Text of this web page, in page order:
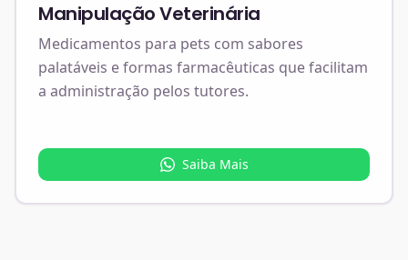
Manipulação Veterinária
Medicamentos para pets com sabores
palatáveis e formas farmacêuticas que facilitam
a administração pelos tutores.
Saiba Mais